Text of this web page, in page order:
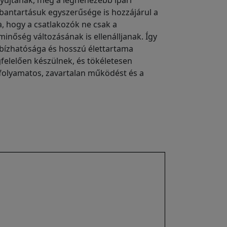
egyszerűsége is hozzájárul a
hogy a csatlakozók ne csak a
változásának is ellenálljanak. Így
és hosszú élettartama
készülnek, és tökéletesen
zavartalan működést és a